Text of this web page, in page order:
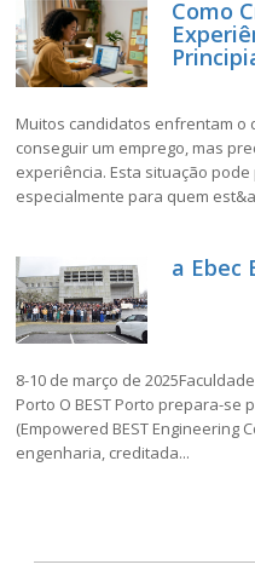
Como
Muitos candidatos enfrentam o
conseguir um emprego, mas
experiência. Esta situação
especialmente para quem
a Ebec
8-10 de março de
Porto O BEST Porto prepara-se
(Empowered BEST Engineering
engenharia, creditada...